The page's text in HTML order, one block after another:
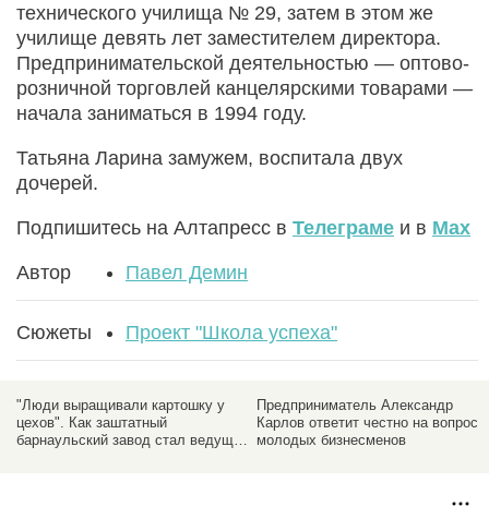
технического училища № 29, затем в этом же
училище девять лет заместителем директора.
Предпринимательской деятельностью — оптово-
розничной торговлей канцелярскими товарами —
начала заниматься в 1994 году.
Татьяна Ларина замужем, воспитала двух
дочерей.
Подпишитесь на Алтапресс в Телеграме и в Max
Автор Павел Демин
Сюжеты Проект "Школа успеха"
"Люди выращивали картошку у
цехов". Как заштатный
барнаульский завод стал ведущим
Предприниматель Александр
Карлов ответит честно на вопросы
молодых бизнесменов